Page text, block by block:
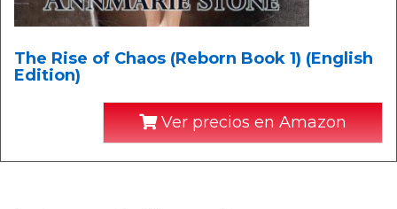
The Rise of Chaos (Reborn Book 1) (English
Edition)
Ver precios en Amazon